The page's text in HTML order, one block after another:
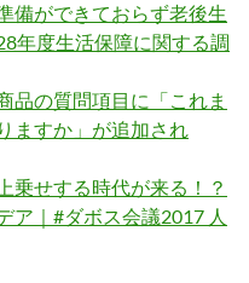
備ができておらず老後生
年度生活保障に関する調
品の質問項目に「これま
ますか」が追加され
乗せする時代が来る！？
ア｜#ダボス会議2017 人